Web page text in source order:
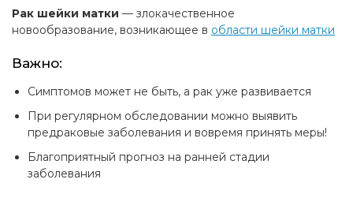
Рак шейки матки — злокачественное
новообразование, возникающее в области шейки матки
Важно:
Симптомов может не быть, а рак уже развивается
При регулярном обследовании можно выявить
предраковые заболевания и вовремя принять меры!
Благоприятный прогноз на ранней стадии
заболевания